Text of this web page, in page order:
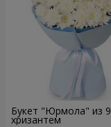
Букет "Юрмола" из 9
хризантем